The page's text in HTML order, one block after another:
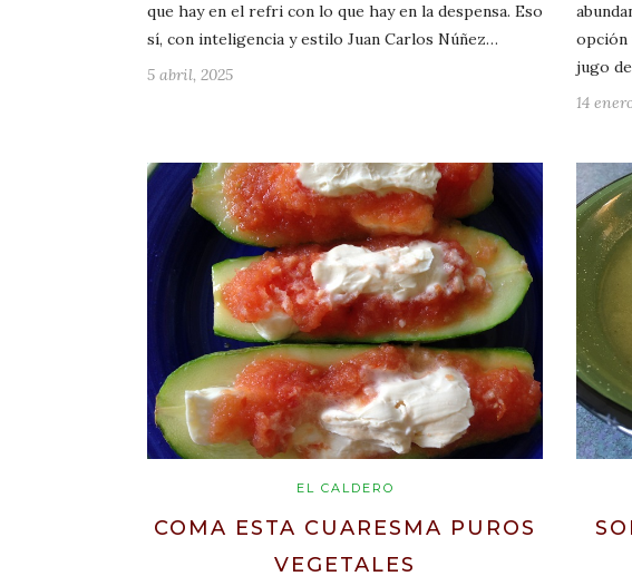
que hay en el refri con lo que hay en la despensa. Eso
sí, con inteligencia y estilo Juan Carlos Núñez…
5 abril, 2025
opción
jugo
14
EL CALDERO
COMA ESTA CUARESMA PUROS
VEGETALES